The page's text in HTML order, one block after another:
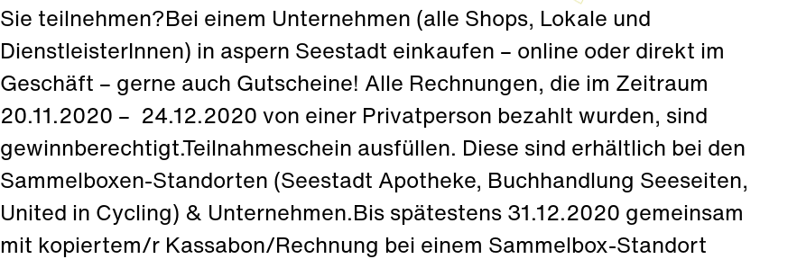
Sie teilnehmen?Bei einem Unternehmen (alle Shops, Lokale und
DienstleisterInnen) in aspern Seestadt einkaufen – online oder direkt im
Geschäft – gerne auch Gutscheine! Alle Rechnungen, die im Zeitraum
20.11.2020 – 24.12.2020 von einer Privatperson bezahlt wurden, sind
gewinnberechtigt.Teilnahmeschein ausfüllen. Diese sind erhältlich bei den
Sammelboxen-Standorten (Seestadt Apotheke, Buchhandlung Seeseiten,
United in Cycling) & Unternehmen.Bis spätestens 31.12.2020 gemeinsam
mit kopiertem/r Kassabon/Rechnung bei einem Sammelbox-Standort